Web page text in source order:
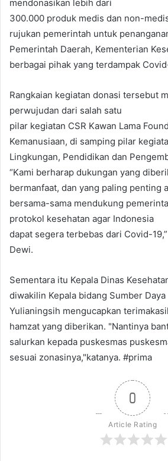
mendonasikan lebih dari
300.000 produk medis dan non-
rujukan pemerintah untuk
Pemerintah Daerah, Kementerian
berbagai pihak yang terdampak
Rangkaian kegiatan donasi tersebut
perwujudan dari salah satu
pilar kegiatan CSR Kawan Lama
Kemanusiaan, di samping pilar
Lingkungan, Pendidikan dan
“Kami berharap dukungan yang
bermanfaat, dan yang paling penting
bersama-sama mendukung
protokol kesehatan agar Indonesia
dapat segera terbebas dari Covid-
Dewi.
Sementara itu Kepala Dinas
diwakilin Kepala bidang Sumber
Yulianingsih mengucapkan
hamzat yang diberikan. "Nantinya
salurkan kepada puskesmas
sesuai zonasinya,"katanya. #prima
0
Article Rating